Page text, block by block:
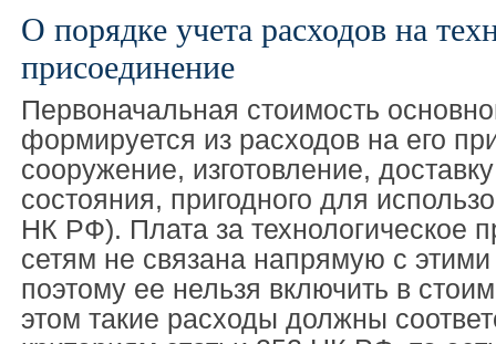
О порядке учета расходов на
присоединение
Первоначальная стоимость
формируется из расходов на его
сооружение, изготовление,
состояния, пригодного для
НК РФ). Плата за технологическое
сетям не связана напрямую с
поэтому ее нельзя включить в
этом такие расходы должны